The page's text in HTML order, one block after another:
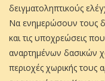
δειγματοληπτικούς
Να ενημερώσουν τους
και τις υποχρεώσεις
αναρτημένων δασικών
περιοχές χωρικής τους